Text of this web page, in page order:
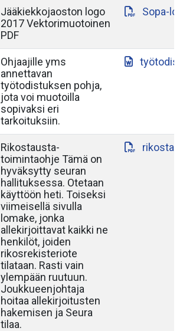
Jääkiekkojaoston logo
2017 Vektorimuotoinen
PDF
Sopa-
Ohjaajille yms
annettavan
työtodistuksen pohja,
jota voi muotoilla
sopivaksi eri
tarkoituksiin.
Rikostausta-
toimintaohje Tämä on
hyväksytty seuran
hallituksessa. Otetaan
käyttöön heti. Toiseksi
viimeisellä sivulla
lomake, jonka
allekirjoittavat kaikki ne
henkilöt, joiden
rikosrekisteriote
tilataan. Rasti vain
ylempään ruutuun.
Joukkueenjohtaja
hoitaa allekirjoitusten
hakemisen ja Seura
tilaa.